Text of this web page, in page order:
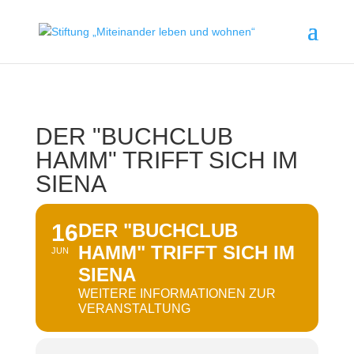
DER "BUCHCLUB
HAMM" TRIFFT SICH IM
SIENA
16
JUN
DER "BUCHCLUB
HAMM" TRIFFT SICH IM
SIENA
WEITERE INFORMATIONEN ZUR
VERANSTALTUNG